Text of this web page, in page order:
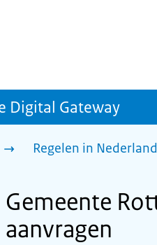
Digital Gateway
Regelen in Nederland
Gemeente
aanvragen